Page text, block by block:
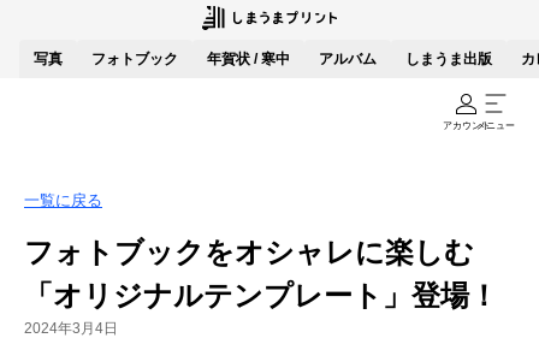
写真 フォトブック 年賀状 / 寒中 アルバム しまうま出版 カ
アカウントメニュー
一覧に戻る
フォトブックをオシャレに楽しむ
「オリジナルテンプレート」登場！
2024年3月4日